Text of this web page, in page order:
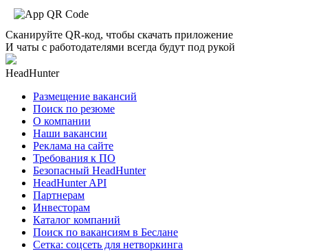
Сканируйте QR-код, чтобы скачать приложение
И чаты с работодателями всегда будут под рукой
HeadHunter
Размещение вакансий
Поиск по резюме
О компании
Наши вакансии
Реклама на сайте
Требования к ПО
Безопасный HeadHunter
HeadHunter API
Партнерам
Инвесторам
Каталог компаний
Поиск по вакансиям в Беслане
Сетка: соцсеть для нетворкинга